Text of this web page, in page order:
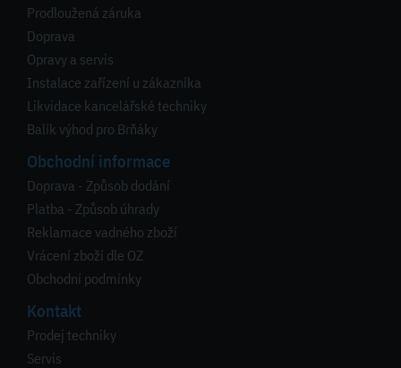
Prodloužená záruka
Doprava
Opravy a servis
Instalace zařízení u zákazníka
Likvidace kancelářské techniky
Balík výhod pro Brňáky
Obchodní informace
Doprava - Způsob dodání
Platba - Způsob úhrady
Reklamace vadného zboží
Vrácení zboží dle OZ
Obchodní podmínky
Kontakt
Prodej techniky
Servis